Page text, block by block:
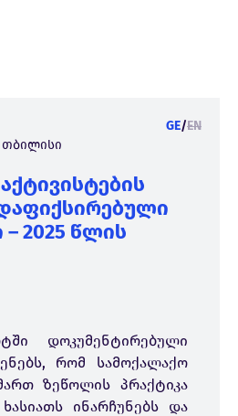
GE/EN
თბილისი
2025 წლის
დოკუმენტირებული
რომ სამოქალაქო
ზეწოლის პრაქტიკა
ინარჩუნებს და